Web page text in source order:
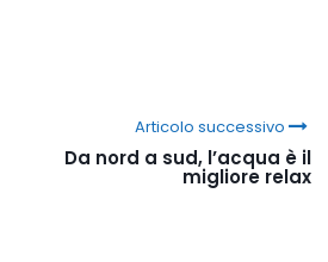
Articolo successivo
Da nord a sud, l’acqua è il
migliore relax